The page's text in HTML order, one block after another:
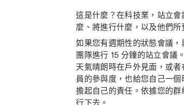
這是什麼？在科技業，站立
麼、將進行什麼，以及他們所
如果您有週期性的狀態會議
團隊進行 15 分鐘的站立會議
天氣晴朗時在戶外見面，或
員的參與度，也給您自己一
擔起自己的責任。依據您的
行下去。